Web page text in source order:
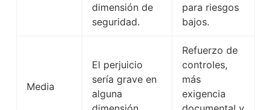
dimensión de
seguridad.
para riesgos
bajos.
Media
El perjuicio
sería grave en
alguna
Refuerzo de
controles,
más
exigencia